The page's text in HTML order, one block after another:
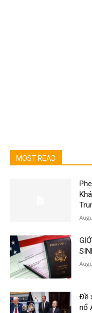
MOST READ
Đề
nổ